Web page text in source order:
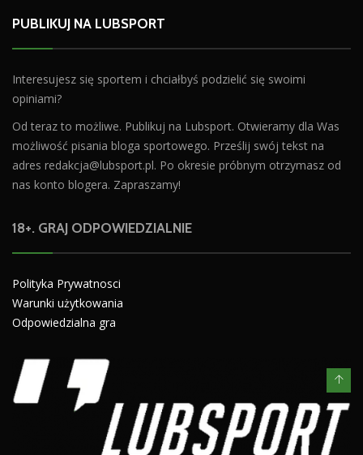
PUBLIKUJ NA LUBSPORT
Interesujesz się sportem i chciałbyś podzielić się swoimi
opiniami?
Od teraz to możliwe. Publikuj na Lubsport. Otwieramy dla Was
możliwość pisania bloga sportowego. Prześlij swój tekst na
adres redakcja@lubsport.pl. Po okresie próbnym otrzymasz od
nas konto blogera. Zapraszamy!
18+. GRAJ ODPOWIEDZIALNIE
Polityka Prywatnosci
Warunki użytkowania
Odpowiedzialna gra